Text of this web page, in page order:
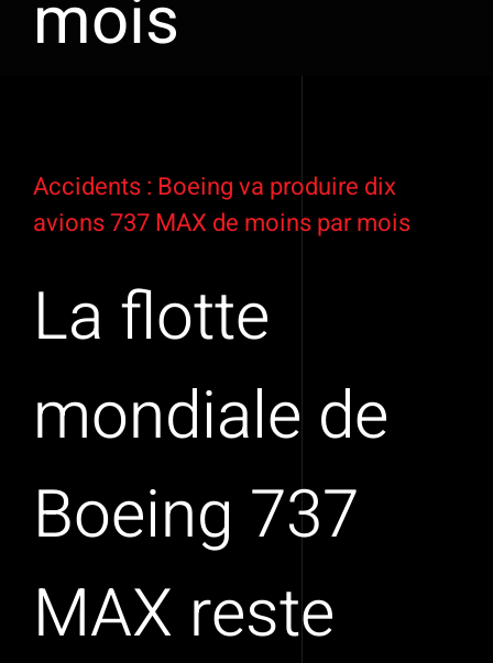
mois
l'image
agrandie
Accidents : Boeing va produire dix
avions 737 MAX de moins par mois
La flotte
mondiale de
Boeing 737
MAX reste